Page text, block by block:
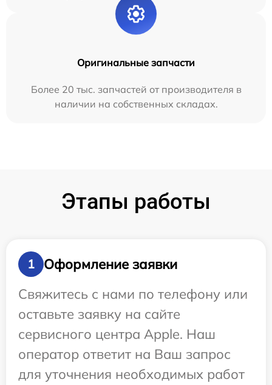
Оригинальные запчасти
Более 20 тыс. запчастей от производителя в
наличии на собственных складах.
Этапы работы
1
Оформление заявки
Свяжитесь с нами по телефону или
оставьте заявку на сайте
сервисного центра Apple. Наш
оператор ответит на Ваш запрос
для уточнения необходимых работ